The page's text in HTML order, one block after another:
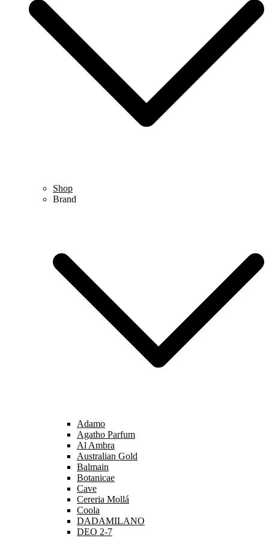
Shop
Brand
Adamo
Agatho Parfum
Al Ambra
Australian Gold
Balmain
Botanicae
Cave
Cereria Mollá
Coola
DADAMILANO
DEO 2-7